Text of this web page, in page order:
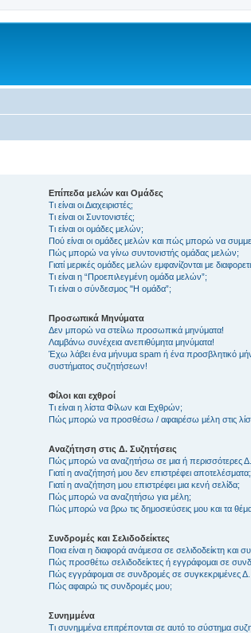
Επίπεδα μελών και Ομάδες
Τι είναι οι Διαχειριστές;
Τι είναι οι Συντονιστές;
Τι είναι οι ομάδες μελών;
Πού είναι οι ομάδες μελών και πώς μπορώ να
Πώς μπορώ να γίνω συντονιστής ομάδας μελών;
Γιατί μερικές ομάδες μελών εμφανίζονται με
Τι είναι η “Προεπιλεγμένη ομάδα μελών”;
Τι είναι ο σύνδεσμος "Η ομάδα”;
Προσωπικά Μηνύματα
Δεν μπορώ να στείλω προσωπικά μηνύματα!
Λαμβάνω συνέχεια ανεπιθύμητα μηνύματα!
Έχω λάβει ένα μήνυμα spam ή ένα προσβλητικό
συστήματος συζητήσεων!
Φίλοι και εχθροί
Τι είναι η λίστα Φίλων και Εχθρών;
Πώς μπορώ να προσθέσω / αφαιρέσω μέλη στις
Αναζήτηση στις Δ. Συζητήσεις
Πώς μπορώ να αναζητήσω σε μια ή περισσότερες Δ.
Γιατί η αναζήτησή μου δεν επιστρέφει αποτελέσματα;
Γιατί η αναζήτηση μου επιστρέφει μια κενή σελίδα;
Πώς μπορώ να αναζητήσω για μέλη;
Πώς μπορώ να βρω τις δημοσιεύσεις μου και τα
Συνδρομές και Σελιδοδείκτες
Ποια είναι η διαφορά ανάμεσα σε σελιδοδείκτη και
Πώς προσθέτω σελιδοδείκτες ή εγγράφομαι σε
Πώς εγγράφομαι σε συνδρομές σε συγκεκριμένες Δ.
Πώς αφαιρώ τις συνδρομές μου;
Συνημμένα
Τι συνημμένα επιτρέπονται σε αυτό το σύστημα